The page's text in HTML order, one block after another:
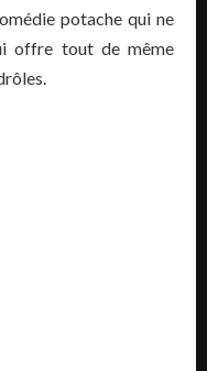
potache qui ne
offre tout de même